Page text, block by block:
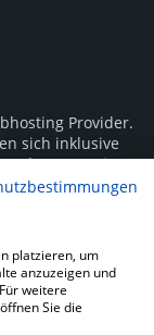
Provider.
sich inklusive
Preise
Vertragslaufzeit
bei allen
der jeweiligen
platzieren, um
anzuzeigen und
weitere
Sie die